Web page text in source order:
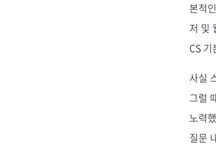
본적
저 및
CS
사실
그럴
노력
질문